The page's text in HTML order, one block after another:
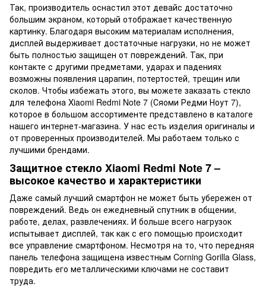
Так, производитель оснастил этот девайс достаточно
большим экраном, который отображает качественную
картинку. Благодаря высоким материалам исполнения,
дисплей выдерживает достаточные нагрузки, но не может
быть полностью защищен от повреждений. Так, при
контакте с другими предметами, ударах и падениях
возможны появления царапин, потертостей, трещин или
сколов. Чтобы избежать этого, вы можете заказать стекло
для телефона Xiaomi Redmi Note 7 (Сяоми Редми Ноут 7),
которое в большом ассортименте представлено в каталоге
нашего интернет-магазина. У нас есть изделия оригиналы и
от проверенных производителей. Мы работаем только с
лучшими брендами.
Защитное стекло Xiaomi Redmi Note 7 –
высокое качество и характеристики
Даже самый лучший смартфон не может быть убережен от
повреждений. Ведь он ежедневный спутник в общении,
работе, делах, развлечениях. И больше всего нагрузок
испытывает дисплей, так как с его помощью происходит
все управление смартфоном. Несмотря на то, что передняя
панель телефона защищена известным Corning Gorilla Glass,
повредить его металлическими ключами не составит
труда.